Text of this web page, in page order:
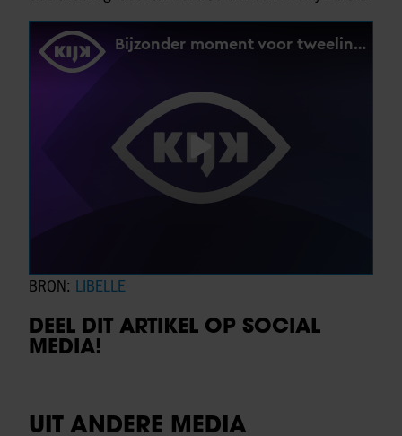
BRON: LIBELLE
DEEL DIT ARTIKEL OP SOCIAL
MEDIA!
UIT ANDERE MEDIA